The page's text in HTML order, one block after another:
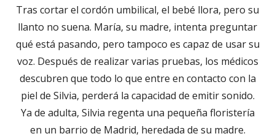
Tras cortar el cordón umbilical, el bebé llora, pero su
llanto no suena. María, su madre, intenta preguntar
qué está pasando, pero tampoco es capaz de usar su
voz. Después de realizar varias pruebas, los médicos
descubren que todo lo que entre en contacto con la
piel de Silvia, perderá la capacidad de emitir sonido.
Ya de adulta, Silvia regenta una pequeña floristería
en un barrio de Madrid, heredada de su madre.